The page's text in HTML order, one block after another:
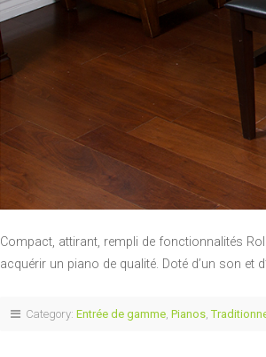
Compact, attirant, rempli de fonctionnalités
acquérir un piano de qualité. Doté d’un son et
Category: Entrée de gamme, Pianos,